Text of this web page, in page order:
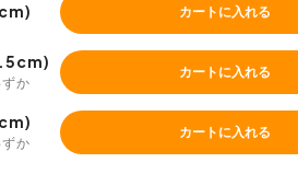
カートに入れる
か
カートに入れる
か
カートに入れる